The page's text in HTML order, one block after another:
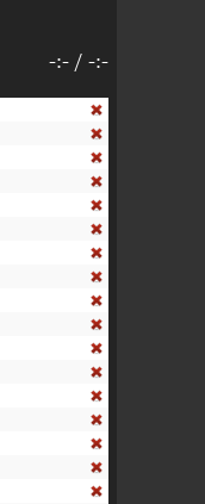
-:- / -:-